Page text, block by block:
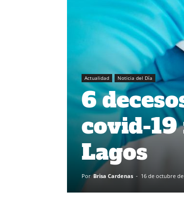
Actualidad Noticia del Día
6
covid-
Lagos
Por Brisa Cardenas - 16 de octubre